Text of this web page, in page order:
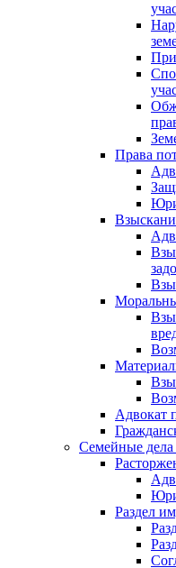
Права
Адвокат
Семейные дела
Раздел